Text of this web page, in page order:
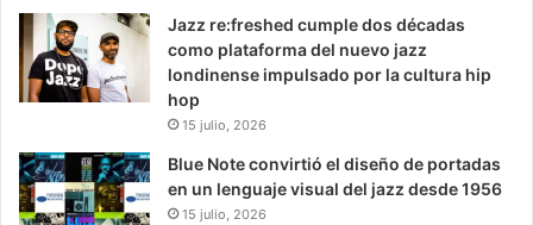
Jazz re:freshed cumple dos décadas
como plataforma del nuevo jazz
londinense impulsado por la cultura hip
hop
15 julio, 2026
Blue Note convirtió el diseño de portadas
en un lenguaje visual del jazz desde 1956
15 julio, 2026